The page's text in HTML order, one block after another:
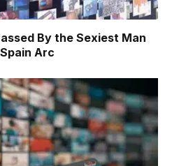
By the Sexiest Man
Arc